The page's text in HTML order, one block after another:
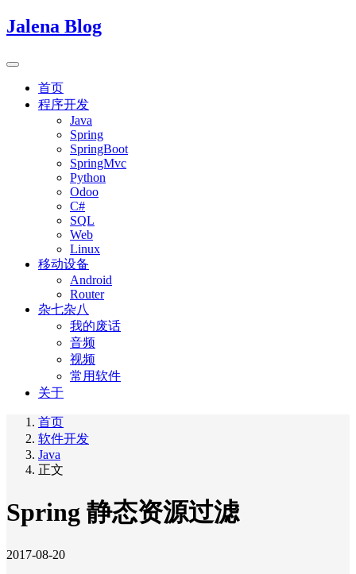
Jalena Blog
首页
程序开发
Java
Spring
SpringBoot
SpringMvc
Python
Odoo
C#
SQL
Web
Linux
移动设备
Android
Router
杂七杂八
我的废话
音频
视频
常用软件
关于
首页
软件开发
Java
正文
Spring 静态资源过滤
2017-08-20